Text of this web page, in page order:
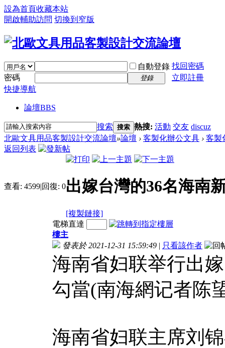
設為首頁收藏本站
開啟輔助訪問 切換到窄版
自動登錄 找回密碼
密碼
登錄
立即註冊
快捷導航
論壇BBS
搜索 搜索 熱搜: 活動 交友 discuz
北歐文具用品客製設計交流論壇»論壇 › 客製化辦公文具 › 客製
返回列表
查看: 4599|回復: 0出嫁台灣的36名海南
[複製鏈接]
電梯直達
樓主
發表於 2021-12-31 15:59:49 | 只看該作者
海南省妇联举行出
勾當(南海網记者陈
海南省妇联主席刘